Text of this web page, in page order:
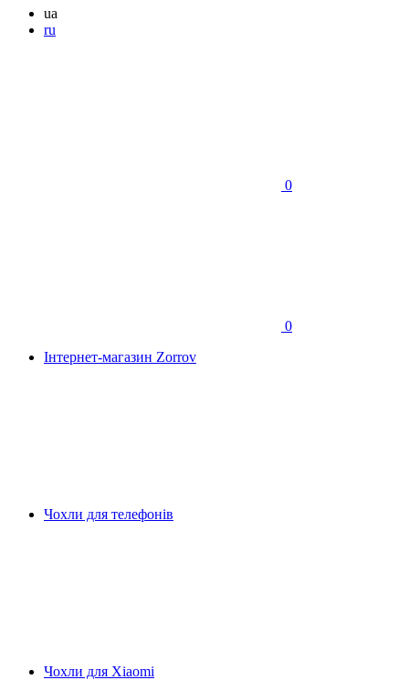
ua
ru
0
0
Інтернет-магазин Zorrov
Чохли для телефонів
Чохли для Xiaomi